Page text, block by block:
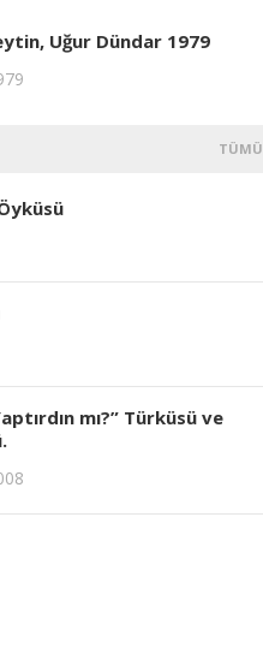
Uğur Dündar 1979
TÜMÜ
mı?” Türküsü ve